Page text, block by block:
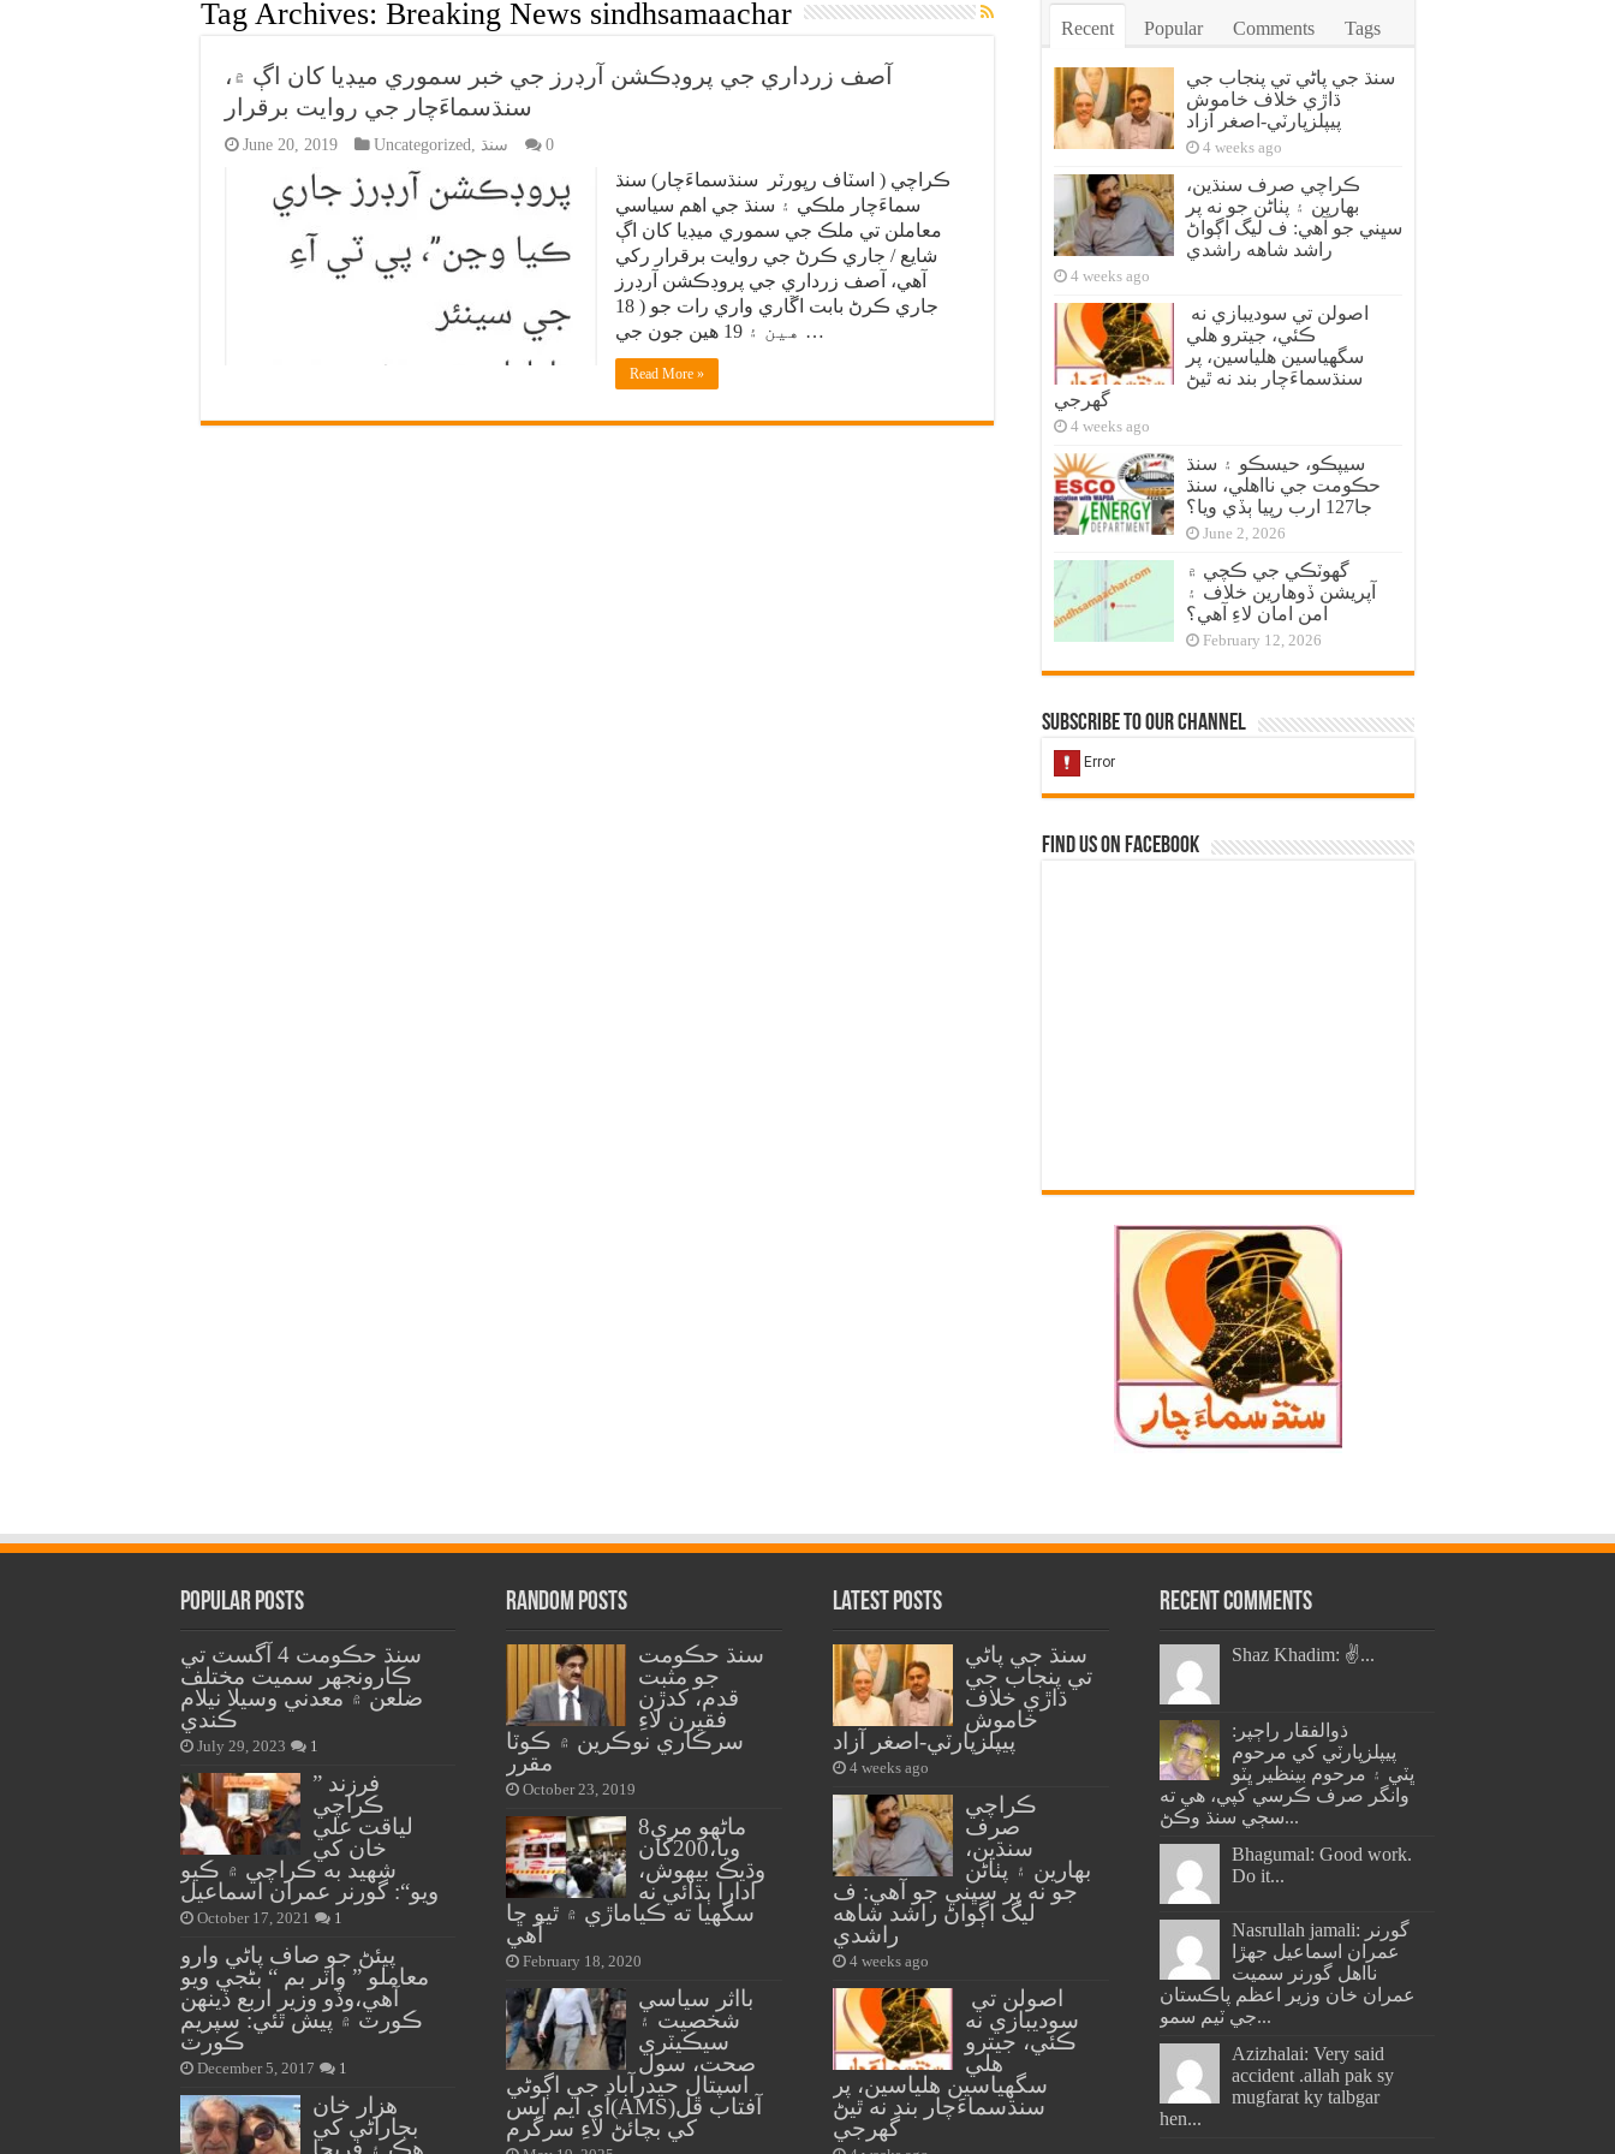
Tag Archives: Breaking News sindhsamaachar
آصف زرداري جي پروڊڪشن آرڊرز جي خبر سموري ميڊيا کان اڳ ۾،
سنڌسماءَچار جي روايت برقرار
June 20, 2019 Uncategorized, سنڌ 0
ڪراچي ( اسٽاف رپورٽر سنڌسماءَچار) سنڌ
سماءَچار ملڪي ۽ سنڌ جي اهم سياسي
معاملن تي ملڪ جي سموري ميڊيا کان اڳ
شايع / جاري ڪرڻ جي روايت برقرار رکي
آهي، آصف زرداري جي پروڊڪشن آرڊرز
جاري ڪرڻ بابت اڱاري واري رات جو ( 18
هين ۽ 19 هين جون جي …
Read More »
Recent Popular Comments Tags
سنڌ جي پاڻي تي پنجاب جي
ڌاڙي خلاف خاموش
پيپلزپارٽي-اصغر آزاد
4 weeks ago
ڪراچي صرف سنڌين،
بهارين ۽ پٺاڻن جو نه پر
سڀني جو آهي: ف ليگ اڳواڻ
راشد شاهه راشدي
4 weeks ago
ڪئي، جيترو هلي
سگهياسين هلياسين، پر
سنڌسماءَچار بند نه ٿيڻ
گهرجي
4 weeks ago
سيپڪو، حيسڪو ۽ سنڌ
حڪومت جي نااهلي، سنڌ
جا127 ارب رپيا ٻڏي ويا؟
June 2, 2026
گهوٽڪي جي ڪچي ۾
آپريشن ڏوهارين خلاف ۽
امن امان لاءِ آهي؟
February 12, 2026
Subscribe to our Channel
Find us on Facebook
Popular Posts
سنڌ حڪومت 4 آگسٽ تي
ڪارونجهر سميت مختلف
ضلعن ۾ معدني وسيلا نيلام
ڪندي
July 29, 2023 1
” فرزند
ڪراچي
لياقت علي
خان کي
شهيد به ڪراچي ۾ ڪيو
ويو“: گورنر عمران اسماعيل
October 17, 2021 1
پيئڻ جو صاف پاڻي وارو
معاملو ” واٽر بم “ بڻجي ويو
آهي،وڏو وزير اربع ڏينهن
ڪورٽ ۾ پيش ٿئي: سپريم
ڪورٽ
December 5, 2017 1
هزار خان
بجاراڻي کي
هڪ ۽ فريحا
Random Posts
سنڌ حڪومت
جو مثبت
قدم، کدڙن
فقيرن لاءِ
سرڪاري نوڪرين ۾ ڪوٽا
مقرر
October 23, 2019
8ماڻهو مري
ويا،200کان
وڌيڪ بيهوش،
ادارا ٻڌائي نه
سگهيا ته ڪياماڙي ۾ ٿيو ڇا
آهي
February 18, 2020
بااثر سياسي
شخصيت ۽
سيڪيٽري
صحت، سول
اسپتال حيدرآباد جي اڳوڻي
اَي ايم ايس(AMS)آفتاب ڦل
کي بچائڻ لاءِ سرگرم
Latest Posts
سنڌ جي پاڻي
تي پنجاب جي
ڌاڙي خلاف
خاموش
پيپلزپارٽي-اصغر آزاد
4 weeks ago
ڪراچي
صرف
سنڌين،
بهارين ۽ پٺاڻن
جو نه پر سڀني جو آهي: ف
ليگ اڳواڻ راشد شاهه
راشدي
4 weeks ago
سوديبازي نه
ڪئي، جيترو
هلي
سگهياسين هلياسين، پر
سنڌسماءَچار بند نه ٿيڻ
گهرجي
Recent Comments
Shaz Khadim: ✌️...
ذوالفقار راڄپر:
پيپلزپارٽي کي مرحوم
ڀٽي ۽ مرحوم بينظير ڀٽو
وانگر صرف ڪرسي کپي، هي ته
سڄي سنڌ وڪڻ...
Bhagumal: Good work.
Do it...
Nasrullah jamali: گورنر
عمران اسماعيل جھڙا
نااهل گورنر سميت
عمران خان وزير اعظم پاڪستان
جي ٽيم سمو...
Azizhalai: Very said
accident .allah pak sy
mugfarat ky talbgar
hen...